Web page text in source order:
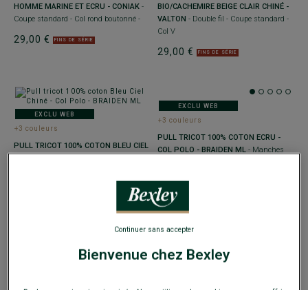
HOMME MARINE ET ECRU - CONIAK -
Coupe standard - Col rond boutonné -
29,00 € FINS DE SÉRIE
BIO/CACHEMIRE BEIGE CLAIR CHINÉ -
VALTON - Double fil - Coupe standard -
Col V
29,00 € FINS DE SÉRIE
EXCLU WEB
+3 couleurs
PULL TRICOT 100% COTON BLEU CIEL
EXCLU WEB
+3 couleurs
PULL TRICOT 100% COTON ECRU -
COL POLO - BRAIDEN ML - Manches
39,00 €
Bienvenue chez Bexley
Continuer sans accepter